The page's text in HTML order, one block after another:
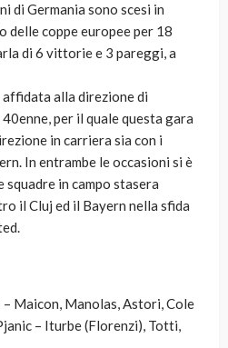
di Germania sono scesi in
delle coppe europee per 18
di 6 vittorie e 3 pareggi, a
alla direzione di
per il quale questa gara
in carriera sia con i
In entrambe le occasioni si è
in campo stasera
il Cluj ed il Bayern nella sfida
– Maicon, Manolas, Astori, Cole
– Iturbe (Florenzi), Totti,